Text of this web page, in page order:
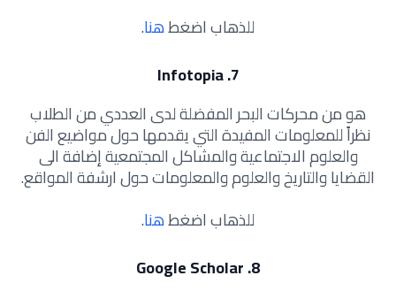
للذهاب اضغطهنا.
7. Infotopia
هو من محركات البحر المفضلة لدى العددي من الطلاب
نظراً للمعلومات المفيدة التي يقدمها حول مواضيع الفن
والعلوم الاجتماعية والمشاكل المجتمعية إضافة الى
القضايا والتاريخ والعلوم والمعلومات حول ارشفة المواقع.
للذهاب اضغطهنا.
8. Google Scholar